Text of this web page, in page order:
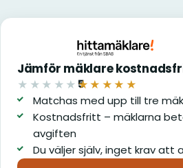
Jämför mäklare
★★★★★ ★★★★★
5
av 5
Matchas med upp till tre
Kostnadsfritt – mäklarna
avgiften
Du väljer själv, inget krav att